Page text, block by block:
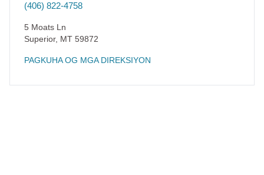
(406) 822-4758
5 Moats Ln
Superior, MT 59872
PAGKUHA OG MGA DIREKSIYON